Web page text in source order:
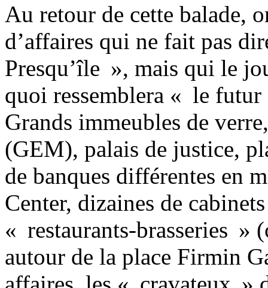
Au retour de cette balade,
d’affaires qui ne fait pas
Presqu’île », mais qui le
quoi ressemblera « le
Grands immeubles de
(GEM), palais de justice,
de banques différentes en
Center, dizaines de
« restaurants-brasseries »
autour de la place Firmin